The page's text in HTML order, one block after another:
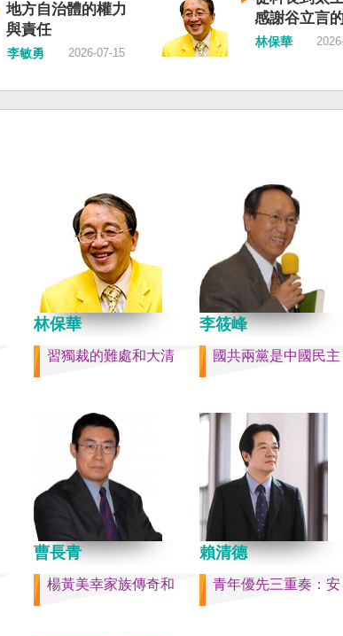
示，當今台灣的民主成就
際的肯定，面對中國「民促
的威脅，台灣不會接受統戰
迫黑手伸進台灣，或任何
家與地區。 賴清德強調，
性，增進國際合作，凝聚最
力量，確保印太區域的和平
定；台灣也將善用AI、半導
資通訊等高科技產業優勢，
民主夥伴，一起打造「非紅
鏈」，來強化經濟韌性，讓
的國家更安全更繁榮。 最
清德說，台灣是民主自由的
塔，也是印太和平的重要基
即使威權主義威脅及全球新
固。
量發展新業績」。不懂什
「精氣神」，還以為是假
是新時代習近平思想嗎？
路。據統計，過去一年，已
九名中央委員被官方宣布落
罷免全國人大代表職務。另
有「失蹤」者。總共接近三
人。 領銜的是兩名政治局
軍委副主席張又俠與新疆黨
記馬興瑞。 軍方還有原中
副主席何衛東、原軍委委員
合參謀部參謀長劉振立、原
政治工作部主任苗華、前信
援部隊政委李偉、前陸軍司
長許學強、前西部戰區政委
彪、前空軍政委郭普校、前
戰區政委劉青松、前南部戰
令員吳亞男、前南部戰區政
文全、前西部戰區司令員汪
江、前北部戰區司令員黃銘
中部戰區政委徐德清、前國
學政委鍾紹軍等。 黨政系統
分，前廣西政府主席藍天立
內蒙古政府主席王莉霞、前
證監會主席易會滿、前內蒙
地方自治體的權力
與責任
李敏勇 2026-07-15
感謝谷立言
林保華
林保華
習獨裁的難處和大清
李筱峰
國共兩黨是中國民主
曹長青
楊黃美幸家族傳奇和
賴清德
青年優先三重奏：安